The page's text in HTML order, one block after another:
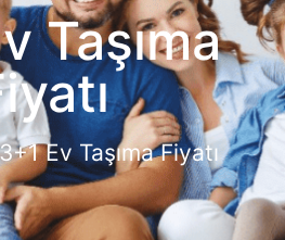
Taşıma
3+1 Ev Taşıma Fiyatı